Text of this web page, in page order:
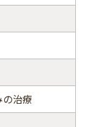
治療